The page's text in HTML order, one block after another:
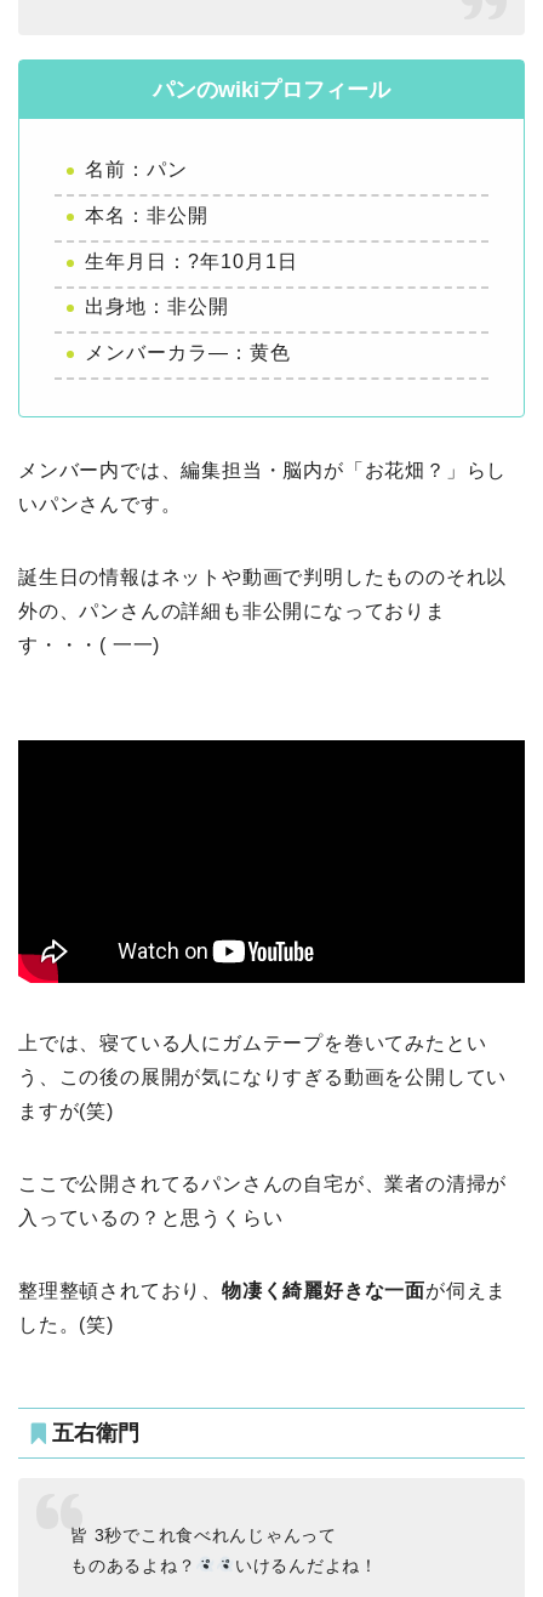
パンのwikiプロフィール
名前：パン
本名：非公開
生年月日：?年10月1日
出身地：非公開
メンバーカラ―：黄色
メンバー内では、編集担当・脳内が「お花畑？」らし
いパンさんです。
誕生日の情報はネットや動画で判明したもののそれ以
外の、パンさんの詳細も非公開になっておりま
す・・・( 一一)
上では、寝ている人にガムテープを巻いてみたとい
う、この後の展開が気になりすぎる動画を公開してい
ますが(笑)
ここで公開されてるパンさんの自宅が、業者の清掃が
入っているの？と思うくらい
整理整頓されており、 物凄く綺麗好きな一面が伺えま
した。(笑)
五右衛門
皆 3秒でこれ食べれんじゃんって
ものあるよね？
いけるんだよね！